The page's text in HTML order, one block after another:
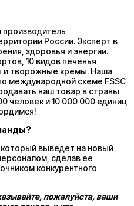
производитель
России. Эксперт в
здоровья и энергии.
10 видов печенья
и творожные кремы. Наша
международной схеме FSSC
наш товар в страны
человек и 10 000 000 единиц
выведет на новый
сделав ее
конкурентного
пожалуйста, ваши